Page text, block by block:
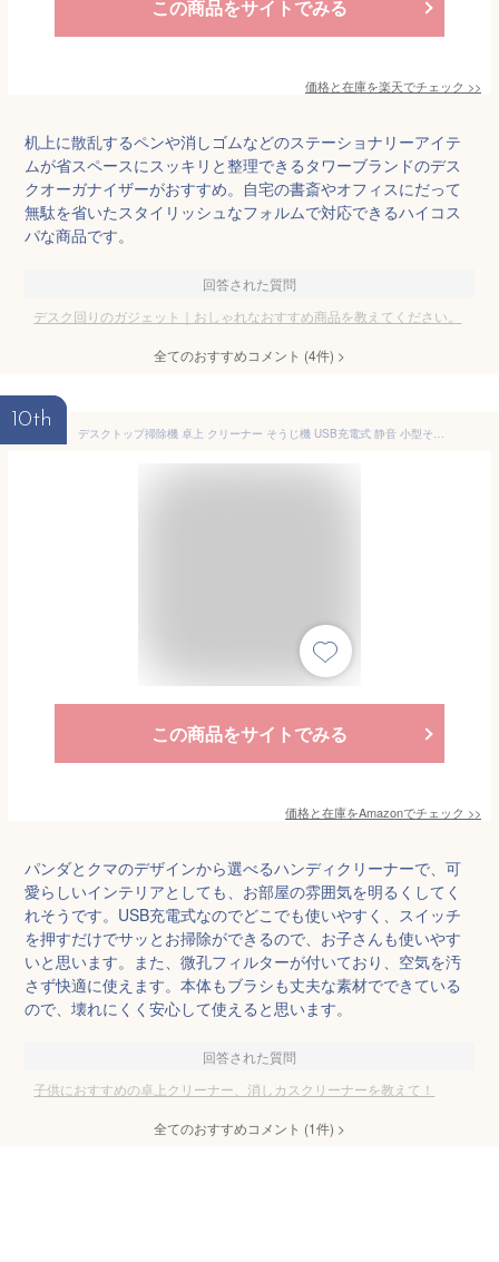
この商品をサイトでみる
価格と在庫を楽天でチェック >>
机上に散乱するペンや消しゴムなどのステーショナリーアイテ
ムが省スペースにスッキリと整理できるタワーブランドのデス
クオーガナイザーがおすすめ。自宅の書斎やオフィスにだって
無駄を省いたスタイリッシュなフォルムで対応できるハイコス
パな商品です。
回答された質問
デスク回りのガジェット｜おしゃれなおすすめ商品を教えてください。
全てのおすすめコメント (4件) >
10th
デスクトップ掃除機 卓上 クリーナー そうじ機 USB充電式 静音 小型そうじ機 卓上クリーナー 消しゴムクリーナーオフィス用 かわいい ミニ 子供 青いクマ
この商品をサイトでみる
価格と在庫をAmazonでチェック >>
パンダとクマのデザインから選べるハンディクリーナーで、可
愛らしいインテリアとしても、お部屋の雰囲気を明るくしてく
れそうです。USB充電式なのでどこでも使いやすく、スイッチ
を押すだけでサッとお掃除ができるので、お子さんも使いやす
いと思います。また、微孔フィルターが付いており、空気を汚
さず快適に使えます。本体もブラシも丈夫な素材でできている
ので、壊れにくく安心して使えると思います。
回答された質問
子供におすすめの卓上クリーナー、消しカスクリーナーを教えて！
全てのおすすめコメント (1件) >